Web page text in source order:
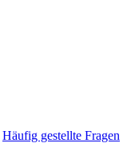
Häufig gestellte Fragen